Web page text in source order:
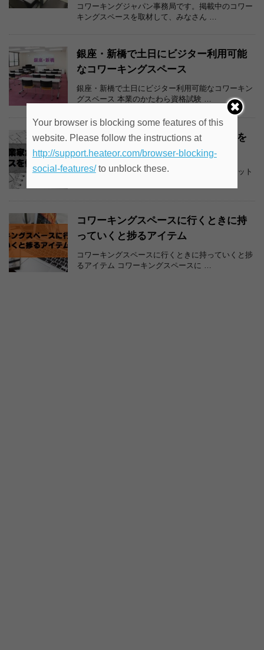
コワーキングジャパン事務局です。掲載中のコワー
キングスペースを取材して、みなさん …
銀座・新橋で土日にビジター利用可能
なコワーキングスペース
銀座・新橋で土日にビジター利用可能なコワーキン
グスペース 本業のかたわら資格試験 …
週末起業家がコワーキングスペースを
使うメリット（副業バレ防止策）
週末起業家がコワーキングスペースを使うメリット
コワーキングスペースに行くときに持
っていくと捗るアイテム
コワーキングスペースに行くときに持っていくと捗
るアイテム コワーキングスペースに …
Your browser is blocking some features of this
website. Please follow the instructions at
http://support.heateor.com/browser-blocking-
social-features/to unblock these.